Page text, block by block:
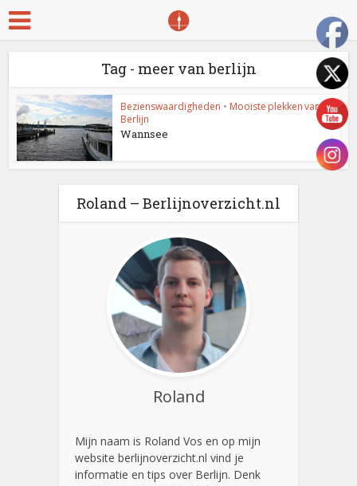
Tag - meer van berlijn
Bezienswaardigheden • Mooiste plekken van
Berlijn
Wannsee
Roland – Berlijnoverzicht.nl
Roland
Mijn naam is Roland Vos en op mijn
website berlijnoverzicht.nl vind je
informatie en tips over Berlijn. Denk